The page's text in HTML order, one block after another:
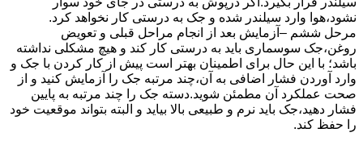
نشود،هوا وارد سیلندر شده و جک به درستی کار نخواهد کرد.
مرحل ششم –آزمایش بعد از انجام مراحل قبلی و تعویض
روغن،جک سوسماری باید به درستی کار کند و هیچ مشکلی نداشته
باشد؛ با این حال برای اطمینان بهتر است پیش از کار کردن با جک و
وارد آوردن فشار اضافی به آن،چند مرتبه جک را آزمایش کنید و از
صحت عملکرد آن مطمئن شوید.دسته جک را چند مرتبه به پایین
فشار دهید،جک باید نرم و طبیعی بالا بیاید و البته بتواند موقعیت خود
را حفظ کند.